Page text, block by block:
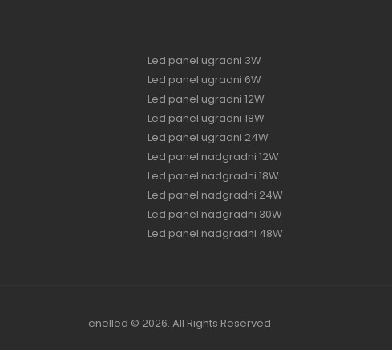
Led panel ugradni 3W
Led panel ugradni 6W
Led panel ugradni 12W
Led panel ugradni 18W
Led panel ugradni 24W
Led panel nadgradni 12W
Led panel nadgradni 18W
Led panel nadgradni 24W
Led panel nadgradni 30W
Led panel nadgradni 48W
enelled © 2026. All Rights Reserved